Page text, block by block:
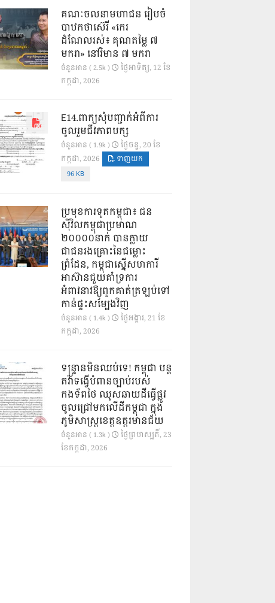
គណៈចលនាមហាជន រៀបចំ
បាឋកថាស៊េរី «កេរ
ដំណែលរស់៖ គុណតម្លៃ ៧
មករា» នៅវិមាន ៧ មករា
ចំនួនអាន ( 2.5k )
ថ្ងៃ​អាទិត្យ, 12 ខែ​
កក្កដា, 2026
E14.ពាក្យសុំបញ្ជាក់អំពីការ
ចូលរួមជីវភាពបក្ស
ចំនួនអាន ( 1.9k )
ថ្ងៃ​ចន្ទ, 20 ខែ​
កក្កដា, 2026
ទាញយក
96 KB
ប្រមុខការទូតកម្ពុជា៖ ជន
ស៊ីវិលកម្ពុជាប្រមាណ
២០០០០នាក់ បានក្លាយ
ជាជនរងគ្រោះនៃជម្លោះ
ព្រំដែន, កម្ពុជាស្នើសហការី
អាស៊ានជួយគាំទ្រការ
អំពាវនាវឱ្យពួកគាត់ត្រឡប់ទៅ
កាន់ផ្ទះសម្បែងវិញ
ចំនួនអាន ( 1.4k )
ថ្ងៃ​អង្គារ, 21 ខែ​
កក្កដា, 2026
ទន្ទ្រានមិនឈប់ទេ! កម្ពុជា បន្ត
តវ៉ាទង្វើបំពានច្បាប់របស់
កងទ័ពថៃ ឈូសឆាយដីធ្វើផ្លូវ
ចូលជ្រៅមកលើដីកម្ពុជា ក្នុង
ភូមិសាស្ត្រខេត្តឧត្តរមានជ័យ
ចំនួនអាន ( 1.3k )
ថ្ងៃ​ព្រហស្បតិ៍, 23
ខែ​កក្កដា, 2026